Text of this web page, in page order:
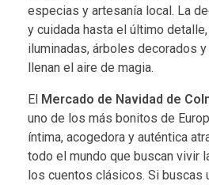
especias y artesanía local. La
y cuidada hasta el último
iluminadas, árboles decorados
llenan el aire de magia.
El Mercado de Navidad de
uno de los más bonitos de
íntima, acogedora y auténtica
todo el mundo que buscan vivir
los cuentos clásicos. Si buscas